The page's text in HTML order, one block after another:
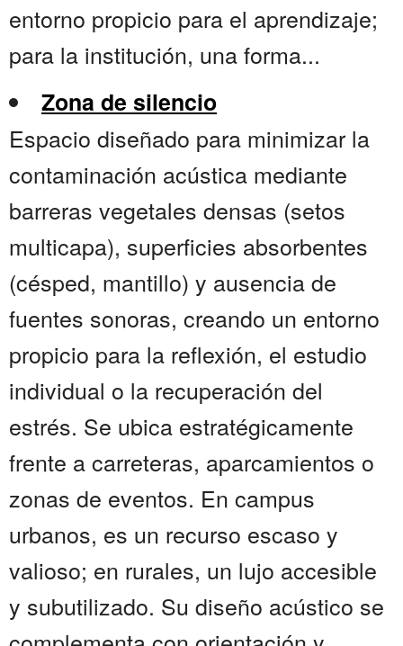
entorno propicio para el aprendizaje;
para la institución, una forma...
Zona de silencio
Espacio diseñado para minimizar la
contaminación acústica mediante
barreras vegetales densas (setos
multicapa), superficies absorbentes
(césped, mantillo) y ausencia de
fuentes sonoras, creando un entorno
propicio para la reflexión, el estudio
individual o la recuperación del
estrés. Se ubica estratégicamente
frente a carreteras, aparcamientos o
zonas de eventos. En campus
urbanos, es un recurso escaso y
valioso; en rurales, un lujo accesible
y subutilizado. Su diseño acústico se